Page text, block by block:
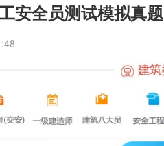
安全员测试模拟真题